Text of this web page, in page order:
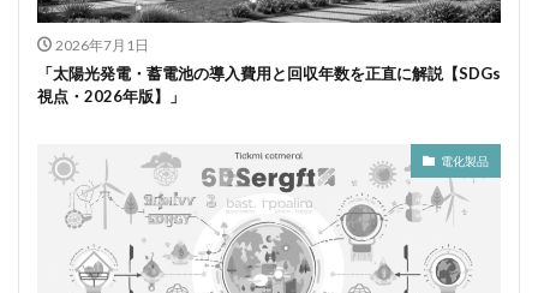
2026年7月1日
「太陽光発電・蓄電池の導入費用と回収年数を正直に解説【SDGs
視点・2026年版】」
電化製品